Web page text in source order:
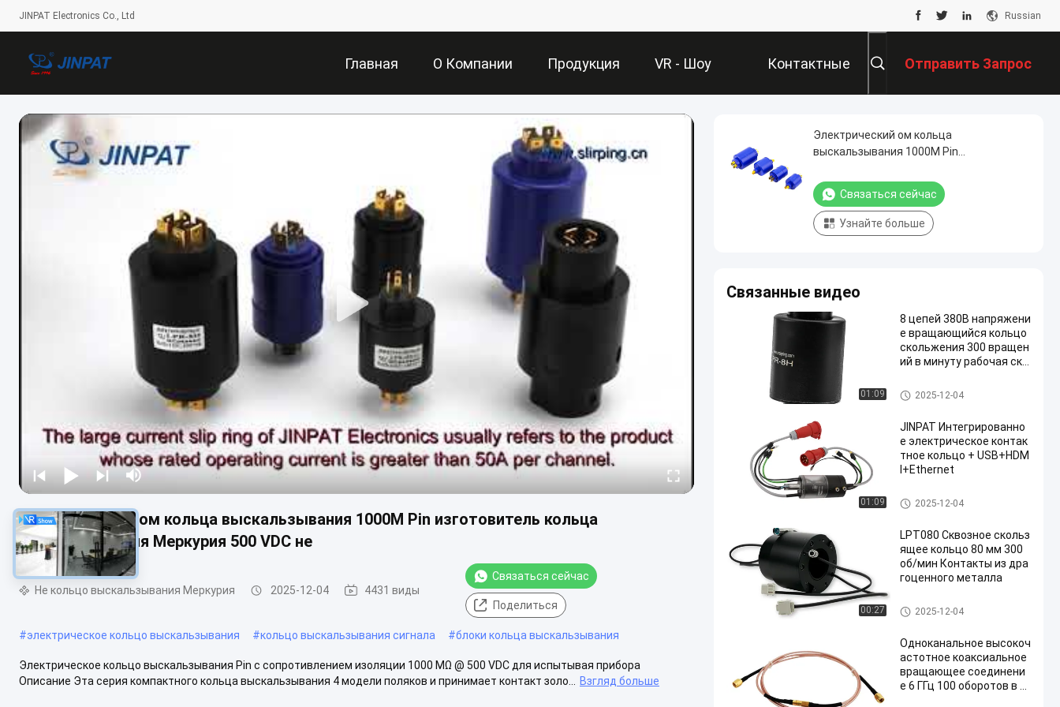
JINPAT Electronics Co., Ltd Russian
Главная О Компании Продукция VR - Шоу Контактные
Данные
Отправить Запрос
Электрический ом кольца выскальзывания 1000M Pin изготовитель кольца
выскальзывания Меркурия 500 VDC не
Не кольцо выскальзывания Меркурия 2025-12-04 4431 виды
Связаться сейчас
Поделиться
#электрическое кольцо выскальзывания #кольцо выскальзывания сигнала #блоки кольца выскальзывания
Электрическое кольцо выскальзывания Pin с сопротивлением изоляции 1000 MΩ @ 500 VDC для испытывая прибора
Описание Эта серия компактного кольца выскальзывания 4 модели поляков и принимает контакт золо...
Взгляд больше
Электрический ом кольца
выскальзывания 1000M Pin
Меркурия 500 VDC не
Связаться сейчас
Узнайте больше
Связанные видео
01:09
8 цепей 380В напряжени
е вращающийся кольцо
скольжения 300 вращен
ий в минуту рабочая ско
Не кольцо выскальзывания
Меркурия
2025-12-04
01:09
JINPAT Интегрированно
е электрическое контак
тное кольцо + USB+HDM
I+Ethernet
Интегрированное кольцо выс
кальзывания
2025-12-04
00:27
LPT080 Сквозное скольз
ящее кольцо 80 мм 300
об/мин Контакты из дра
гоценного металла
Через кольцо выскальзыван
ия отверстия
2025-12-04
Одноканальное высокоч
астотное коаксиальное
вращающее соединени
е 6 ГГц 100 оборотов в м